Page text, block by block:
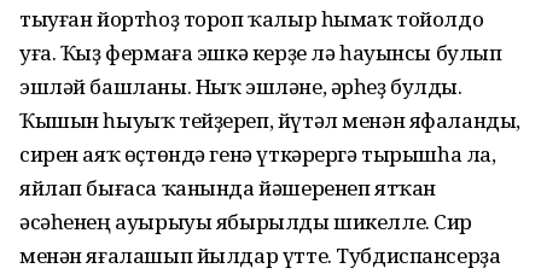
тыуған йортһоҙ тороп ҡалыр һымаҡ тойолдо
уға. Ҡыҙ фермаға эшкә керҙе лә һауынсы булып
эшләй башланы. Ныҡ эшләне, әрһеҙ булды.
Ҡышын һыуыҡ тейҙереп, йүтәл менән яфаланды,
сирен аяҡ өҫтөндә генә үткәрергә тырышһа ла,
яйлап бығаса ҡанында йәшеренеп ятҡан
әсәһенең ауырыуы ябырылды шикелле. Сир
менән яғалашып йылдар үтте. Тубдиспансерҙа